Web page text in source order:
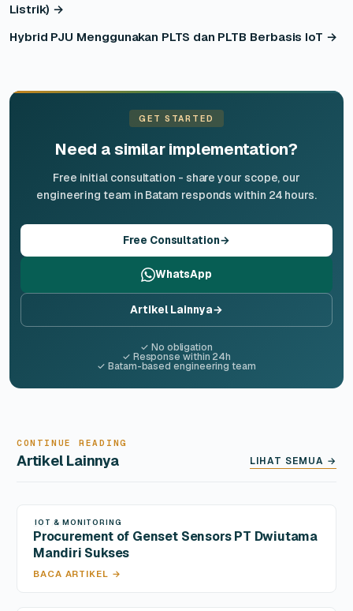
Listrik) →
Hybrid PJU Menggunakan PLTS dan PLTB Berbasis IoT →
GET STARTED
Need a similar implementation?
Free initial consultation - share your scope, our
engineering team in Batam responds within 24 hours.
Free Consultation→
WhatsApp
Artikel Lainnya→
✓ No obligation
✓ Response within 24h
✓ Batam-based engineering team
CONTINUE READING
Artikel Lainnya LIHAT SEMUA →
IOT & MONITORING
12 Apr 2026
Procurement of Genset Sensors PT Dwiutama
Mandiri Sukses
BACA ARTIKEL →